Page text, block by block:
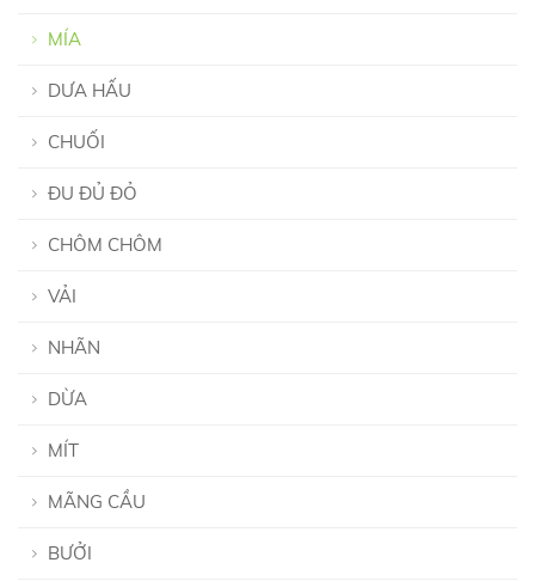
MÍA
DƯA HẤU
CHUỐI
ĐU ĐỦ ĐỎ
CHÔM CHÔM
VẢI
NHÃN
DỪA
MÍT
MÃNG CẦU
BƯỞI